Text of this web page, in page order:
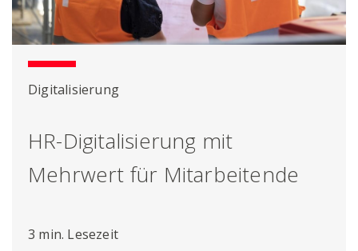
Digitalisierung
HR-Digitalisierung mit
Mehrwert für Mitarbeitende
3 min. Lesezeit